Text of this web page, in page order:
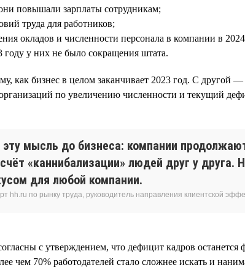
повышали зарплаты сотрудникам;
труда для работников;
окладов и численности персонала в компании в
году у них не было сокращения штата.
как бизнес в целом заканчивает 2023 год. С
по увеличению численности и текущий
мысль до бизнеса: компании
«каннибализации» людей друг у
для любой компании.
hh.ru по рынку труда, руководитель направления клиентской
с утверждением, что дефицит кадров
чем 70% работодателей стало сложнее искать и